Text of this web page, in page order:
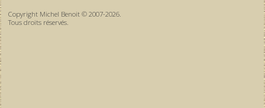
Copyright Michel Benoit © 2007-2026.
Tous droits réservés.